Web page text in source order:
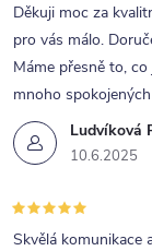
Ludvíková
10.6.2025
Děkuji moc za
pro vás málo.
Máme přesně to,
mnoho
Skvělá komunikace